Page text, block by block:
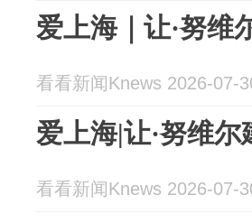
爱上海｜让·努维
看看新闻Knews 2026-07-
爱上海|让·努维
看看新闻Knews 2026-07-